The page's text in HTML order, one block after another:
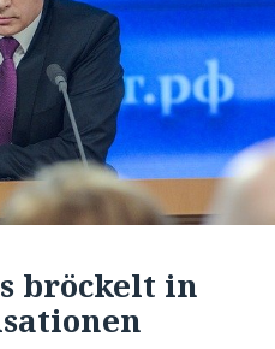
bröckelt in